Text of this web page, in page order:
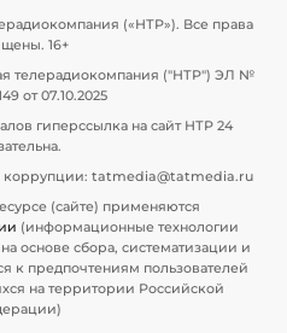
(«НТР»). Все права
16+
телерадиокомпания ("НТР") ЭЛ №
от 07.10.2025
гиперссылка на сайт НТР 24
коррупции: tatmedia@tatmedia.ru
(сайте) применяются
(информационные технологии
основе сбора, систематизации и
к предпочтениям пользователей
на территории Российской